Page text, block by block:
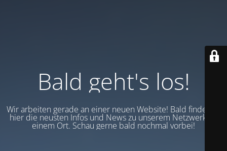
Bald geht's los!
Wir arbeiten gerade an einer neuen Website! Bald findest du
hier die neusten Infos und News zu unserem Netzwerk an
einem Ort. Schau gerne bald nochmal vorbei!